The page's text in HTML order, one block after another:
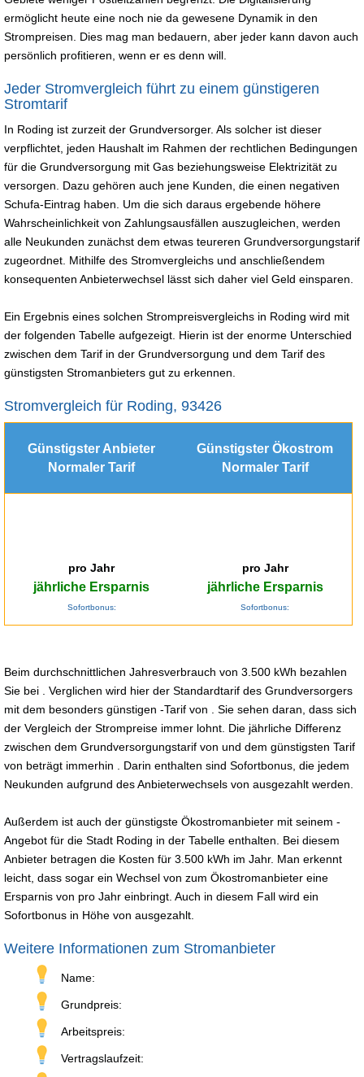
ermöglicht heute eine noch nie da gewesene Dynamik in den
Strompreisen. Dies mag man bedauern, aber jeder kann davon auch
persönlich profitieren, wenn er es denn will.
Jeder Stromvergleich führt zu einem günstigeren
Stromtarif
In Roding ist zurzeit der Grundversorger. Als solcher ist dieser
verpflichtet, jeden Haushalt im Rahmen der rechtlichen Bedingungen
für die Grundversorgung mit Gas beziehungsweise Elektrizität zu
versorgen. Dazu gehören auch jene Kunden, die einen negativen
Schufa-Eintrag haben. Um die sich daraus ergebende höhere
Wahrscheinlichkeit von Zahlungsausfällen auszugleichen, werden
alle Neukunden zunächst dem etwas teureren Grundversorgungstarif
zugeordnet. Mithilfe des Stromvergleichs und anschließendem
konsequenten Anbieterwechsel lässt sich daher viel Geld einsparen.
Ein Ergebnis eines solchen Strompreisvergleichs in Roding wird mit
der folgenden Tabelle aufgezeigt. Hierin ist der enorme Unterschied
zwischen dem Tarif in der Grundversorgung und dem Tarif des
günstigsten Stromanbieters gut zu erkennen.
Stromvergleich für Roding, 93426
Günstigster Anbieter
Normaler Tarif
Günstigster Ökostrom
Normaler Tarif
pro Jahr
jährliche Ersparnis
Sofortbonus:
pro Jahr
jährliche Ersparnis
Sofortbonus:
Beim durchschnittlichen Jahresverbrauch von 3.500 kWh bezahlen
Sie bei . Verglichen wird hier der Standardtarif des Grundversorgers
mit dem besonders günstigen -Tarif von . Sie sehen daran, dass sich
der Vergleich der Strompreise immer lohnt. Die jährliche Differenz
zwischen dem Grundversorgungstarif von und dem günstigsten Tarif
von beträgt immerhin . Darin enthalten sind Sofortbonus, die jedem
Neukunden aufgrund des Anbieterwechsels von ausgezahlt werden.
Außerdem ist auch der günstigste Ökostromanbieter mit seinem -
Angebot für die Stadt Roding in der Tabelle enthalten. Bei diesem
Anbieter betragen die Kosten für 3.500 kWh im Jahr. Man erkennt
leicht, dass sogar ein Wechsel von zum Ökostromanbieter eine
Ersparnis von pro Jahr einbringt. Auch in diesem Fall wird ein
Sofortbonus in Höhe von ausgezahlt.
Weitere Informationen zum Stromanbieter
Name:
Grundpreis:
Arbeitspreis:
Vertragslaufzeit: